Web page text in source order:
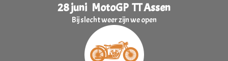
28 juni MotoGP TT Assen
Bij slecht weer zijn we open